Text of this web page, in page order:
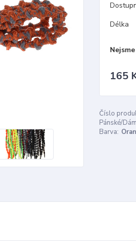
Délka
165
Číslo
Pánské/
Barva: